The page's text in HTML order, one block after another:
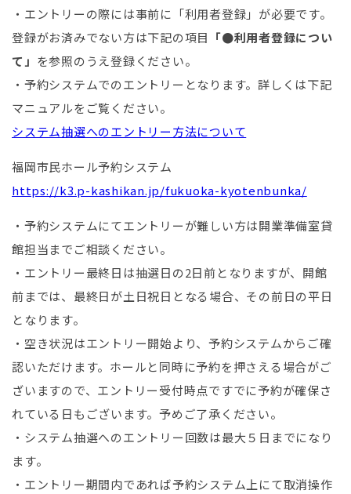
・エントリーの際には事前に「利用者登録」が必要です。
登録がお済みでない方は下記の項目 「●利用者登録につい
て」 を参照のうえ登録ください。
・予約システムでのエントリーとなります。詳しくは下記
マニュアルをご覧ください。
システム抽選へのエントリー方法について
福岡市民ホール予約システム
https://k3.p-kashikan.jp/fukuoka-kyotenbunka/
・予約システムにてエントリーが難しい方は開業準備室貸
館担当までご相談ください。
・エントリー最終日は抽選日の2日前となりますが、開館
前までは、最終日が土日祝日となる場合、その前日の平日
となります。
・空き状況はエントリー開始より、予約システムからご確
認いただけます。ホールと同時に予約を押さえる場合がご
ざいますので、エントリー受付時点ですでに予約が確保さ
れている日もございます。予めご了承ください。
・システム抽選へのエントリー回数は最大５日までになり
ます。
・エントリー期間内であれば予約システム上にて取消操作